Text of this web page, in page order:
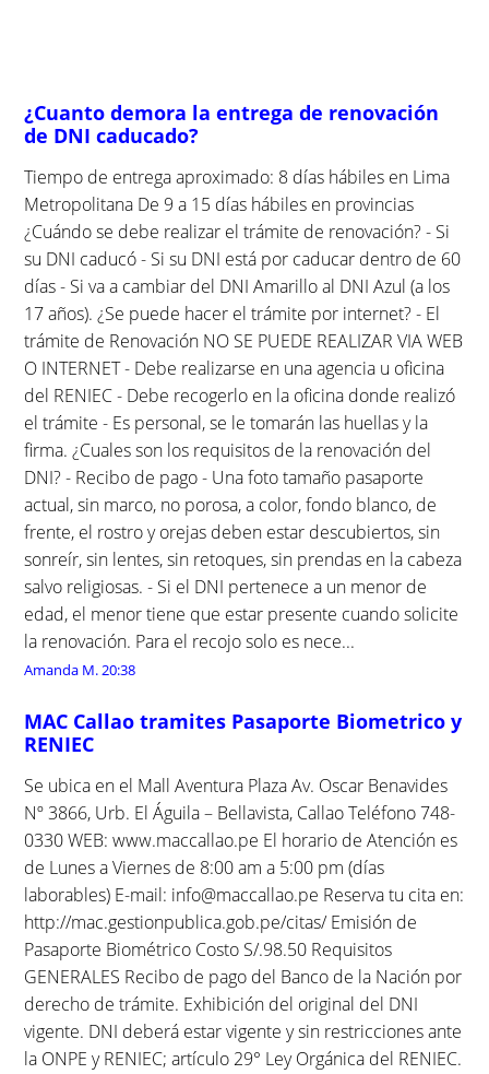
¿Cuanto demora la entrega de renovación
de DNI caducado?
Tiempo de entrega aproximado: 8 días hábiles en Lima
Metropolitana De 9 a 15 días hábiles en provincias
¿Cuándo se debe realizar el trámite de renovación? - Si
su DNI caducó - Si su DNI está por caducar dentro de 60
días - Si va a cambiar del DNI Amarillo al DNI Azul (a los
17 años). ¿Se puede hacer el trámite por internet? - El
trámite de Renovación NO SE PUEDE REALIZAR VIA WEB
O INTERNET - Debe realizarse en una agencia u oficina
del RENIEC - Debe recogerlo en la oficina donde realizó
el trámite - Es personal, se le tomarán las huellas y la
firma. ¿Cuales son los requisitos de la renovación del
DNI? - Recibo de pago - Una foto tamaño pasaporte
actual, sin marco, no porosa, a color, fondo blanco, de
frente, el rostro y orejas deben estar descubiertos, sin
sonreír, sin lentes, sin retoques, sin prendas en la cabeza
salvo religiosas. - Si el DNI pertenece a un menor de
edad, el menor tiene que estar presente cuando solicite
la renovación. Para el recojo solo es nece...
Amanda M.20:38
MAC Callao tramites Pasaporte Biometrico y
RENIEC
Se ubica en el Mall Aventura Plaza Av. Oscar Benavides
Nº 3866, Urb. El Águila – Bellavista, Callao Teléfono 748-
0330 WEB: www.maccallao.pe El horario de Atención es
de Lunes a Viernes de 8:00 am a 5:00 pm (días
laborables) E-mail: info@maccallao.pe Reserva tu cita en:
http://mac.gestionpublica.gob.pe/citas/ Emisión de
Pasaporte Biométrico Costo S/.98.50 Requisitos
GENERALES Recibo de pago del Banco de la Nación por
derecho de trámite. Exhibición del original del DNI
vigente. DNI deberá estar vigente y sin restricciones ante
la ONPE y RENIEC; artículo 29° Ley Orgánica del RENIEC.